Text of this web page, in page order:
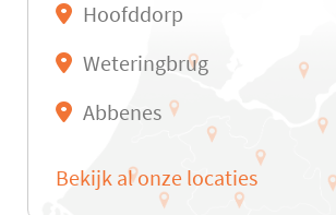
Hoofddorp
Weteringbrug
Abbenes
Bekijk al onze locaties